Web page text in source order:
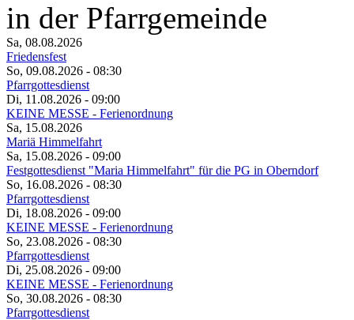
in der Pfarrgemeinde
Sa, 08.08.2026
Friedensfest
So, 09.08.2026 - 08:30
Pfarrgottesdienst
Di, 11.08.2026 - 09:00
KEINE MESSE - Ferienordnung
Sa, 15.08.2026
Mariä Himmelfahrt
Sa, 15.08.2026 - 09:00
Festgottesdienst "Maria Himmelfahrt" für die PG in Oberndorf
So, 16.08.2026 - 08:30
Pfarrgottesdienst
Di, 18.08.2026 - 09:00
KEINE MESSE - Ferienordnung
So, 23.08.2026 - 08:30
Pfarrgottesdienst
Di, 25.08.2026 - 09:00
KEINE MESSE - Ferienordnung
So, 30.08.2026 - 08:30
Pfarrgottesdienst